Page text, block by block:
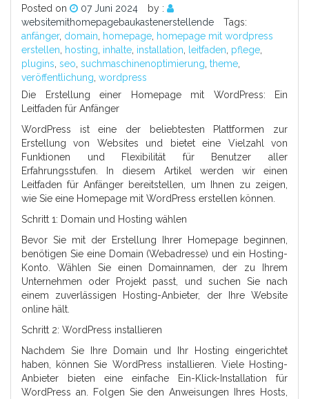
Posted on 07 Juni 2024
by :
websitemithomepagebaukastenerstellende
Tags:
anfänger, domain homepage homepage mit wordpress
erstellen
hosting inhalte installation leitfaden pflege
plugins seo suchmaschinenoptimierung theme
veröffentlichung wordpress
Die Erstellung einer Homepage mit WordPress: Ein
Leitfaden für Anfänger
WordPress ist eine der beliebtesten Plattformen zur
Erstellung von Websites und bietet eine Vielzahl von
Funktionen und Flexibilität für Benutzer aller
Erfahrungsstufen. In diesem Artikel werden wir einen
Leitfaden für Anfänger bereitstellen, um Ihnen zu zeigen,
wie Sie eine Homepage mit WordPress erstellen können.
Schritt 1: Domain und Hosting wählen
Bevor Sie mit der Erstellung Ihrer Homepage beginnen,
benötigen Sie eine Domain (Webadresse) und ein Hosting-
Konto. Wählen Sie einen Domainnamen, der zu Ihrem
Unternehmen oder Projekt passt, und suchen Sie nach
einem zuverlässigen Hosting-Anbieter, der Ihre Website
online hält.
Schritt 2: WordPress installieren
Nachdem Sie Ihre Domain und Ihr Hosting eingerichtet
haben, können Sie WordPress installieren. Viele Hosting-
Anbieter bieten eine einfache Ein-Klick-Installation für
WordPress an. Folgen Sie den Anweisungen Ihres Hosts,